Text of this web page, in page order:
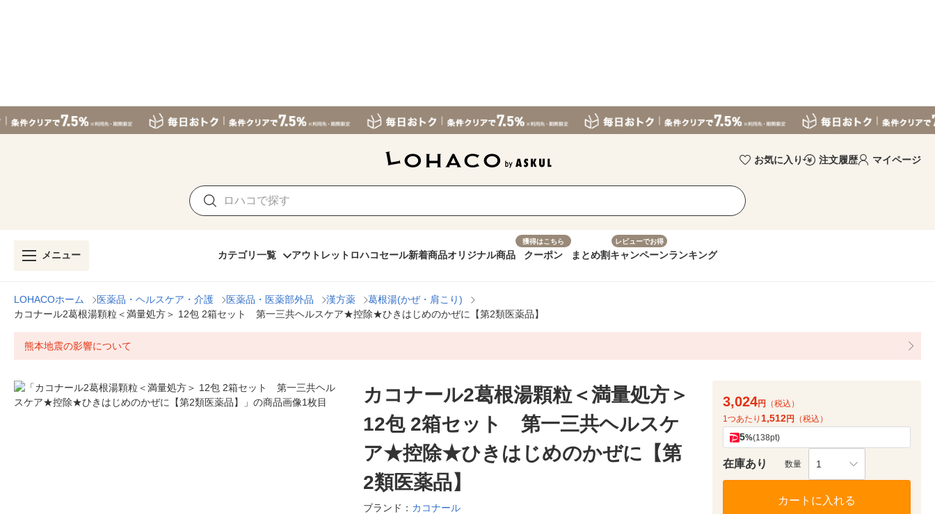
お気に入り 注文履歴 マイページ
メニュー カテゴリ一覧 アウトレット ロハコセール新着商品オリジナル商品
獲得はこちら
クーポン まとめ割
レビューでお得
キャンペーンランキング
LOHACOホーム 医薬品・ヘルスケア・介護 医薬品・医薬部外品 漢方薬
葛根湯(かぜ・肩こり)
カコナール2葛根湯顆粒＜満量処方＞ 12包 2箱セット 第一三共ヘルスケア★控除★ひきはじめのかぜに【第2類医薬品】
熊本地震の影響について
カコナール2葛根湯顆粒＜満量処方＞
12包 2箱セット 第一三共ヘルスケ
ア★控除★ひきはじめのかぜに【第
2類医薬品】
ブランド： カコナール
3,024円
（税込）
1つあたり 1,512円 （税込）
5%(138pt)
在庫あり 数量 1
カートに入れる